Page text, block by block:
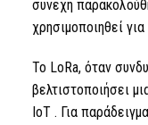
συνεχή
χρησιμοποιηθεί
Το LoRa,όταν
βελτιστοποιήσει
IoT. Για